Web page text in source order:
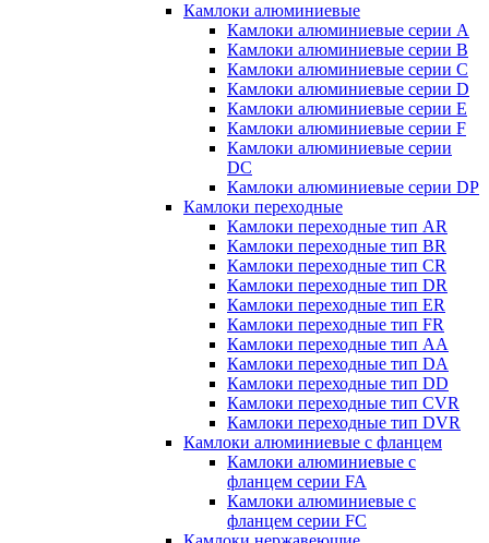
Камлоки алюминиевые
Камлоки алюминиевые серии А
Камлоки алюминиевые серии B
Камлоки алюминиевые серии C
Камлоки алюминиевые серии D
Камлоки алюминиевые серии E
Камлоки алюминиевые серии F
Камлоки алюминиевые серии
DC
Камлоки алюминиевые серии DP
Камлоки переходные
Камлоки переходные тип AR
Камлоки переходные тип BR
Камлоки переходные тип CR
Камлоки переходные тип DR
Камлоки переходные тип ER
Камлоки переходные тип FR
Камлоки переходные тип AA
Камлоки переходные тип DA
Камлоки переходные тип DD
Камлоки переходные тип CVR
Камлоки переходные тип DVR
Камлоки алюминиевые с фланцем
Камлоки алюминиевые с
фланцем серии FA
Камлоки алюминиевые с
фланцем серии FC